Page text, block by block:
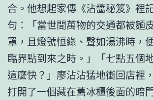
合。他想起家傳《沾醬秘笈》裡
句：「當世間萬物的交通都被麵
罩，且燈號恒綠、聲如湯沸時，
臨界點到來之時。」「七點五個
這麼快？」廖沾沾猛地衝回店裡
打開了一個藏在舊冰櫃後面的暗